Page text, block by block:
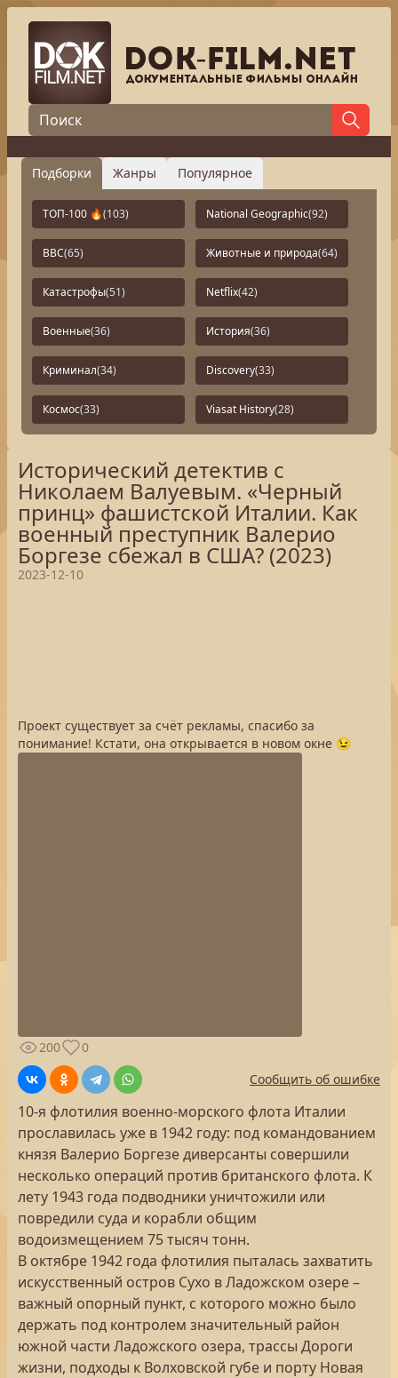
Подборки Жанры Популярное
ТОП-100 🔥(103) National Geographic(92)
BBC(65) Животные и природа(64)
Катастрофы(51) Netflix(42)
Военные(36) История(36)
Криминал(34) Discovery(33)
Космос(33) Viasat History(28)
Исторический детектив с
Николаем Валуевым. «Черный
принц» фашистской Италии. Как
военный преступник Валерио
Боргезе сбежал в США? (2023)
2023-12-10
Проект существует за счёт рекламы, спасибо за
понимание! Кстати, она открывается в новом окне 😉
200
0
Сообщить об ошибке
10-я флотилия военно-морского флота Италии
прославилась уже в 1942 году: под командованием
князя Валерио Боргезе диверсанты совершили
несколько операций против британского флота. К
лету 1943 года подводники уничтожили или
повредили суда и корабли общим
водоизмещением 75 тысяч тонн.
В октябре 1942 года флотилия пыталась захватить
искусственный остров Сухо в Ладожском озере –
важный опорный пункт, с которого можно было
держать под контролем значительный район
южной части Ладожского озера, трассы Дороги
жизни, подходы к Волховской губе и порту Новая